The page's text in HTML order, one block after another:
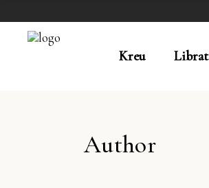
Kreu Librat
Author